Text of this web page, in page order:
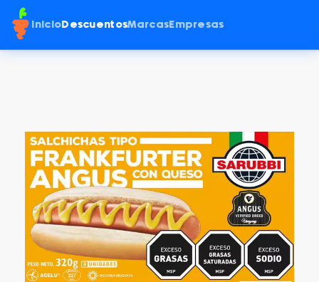
Inicio DescuentosMarcas Empresas